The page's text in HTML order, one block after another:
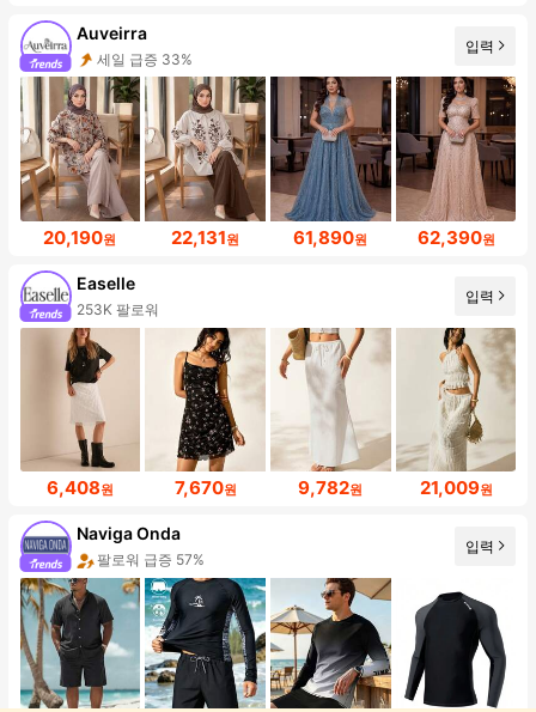
Auveirra
세일 급증 33%
입력
20,190원 22,131원 61,890원 62,390원
Easelle
253K 팔로워
입력
6,408원 7,670원 9,782원 21,009원
Naviga Onda
팔로워 급증 57%
입력